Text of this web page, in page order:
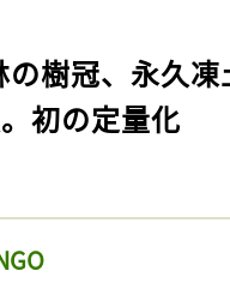
の樹冠、永久
初の定量化